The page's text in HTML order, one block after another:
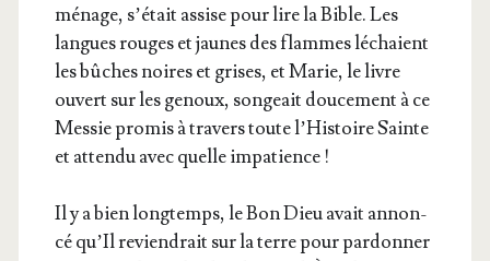
ménage, s’é­tait assise pour lire la Bible. Les
langues rouges et jaunes des flammes léchaient
les bûches noires et grises, et Marie, le livre
ouvert sur les genoux, son­geait dou­ce­ment à ce
Mes­sie pro­mis à tra­vers toute l’His­toire Sainte
et atten­du avec quelle impatience !
Il y a bien long­temps, le Bon Dieu avait annon­
cé qu’Il revien­drait sur la terre pour par­don­ner